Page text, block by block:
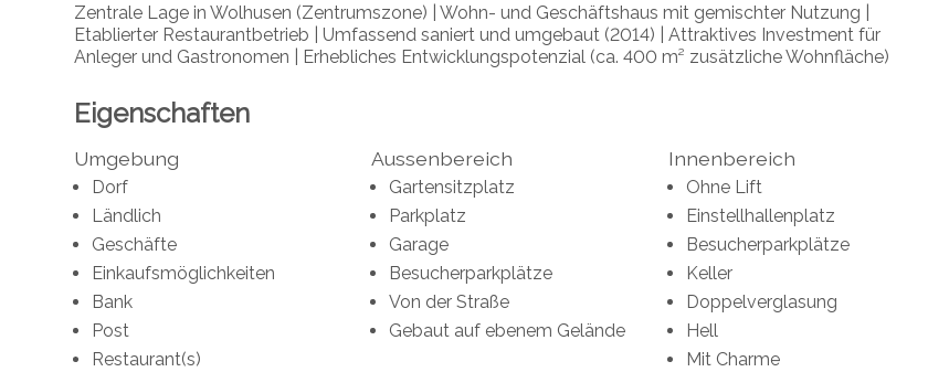
Zentrale Lage in Wolhusen (Zentrumszone) | Wohn- und Geschäftshaus mit gemischter Nutzung |
Etablierter Restaurantbetrieb | Umfassend saniert und umgebaut (2014) | Attraktives Investment für
Anleger und Gastronomen | Erhebliches Entwicklungspotenzial (ca. 400 m² zusätzliche Wohnfläche)
Eigenschaften
Umgebung
Dorf
Ländlich
Geschäfte
Einkaufsmöglichkeiten
Bank
Post
Restaurant(s)
Aussenbereich
Gartensitzplatz
Parkplatz
Garage
Besucherparkplätze
Von der Straße
Gebaut auf ebenem Gelände
Innenbereich
Ohne Lift
Einstellhallenplatz
Besucherparkplätze
Keller
Doppelverglasung
Hell
Mit Charme